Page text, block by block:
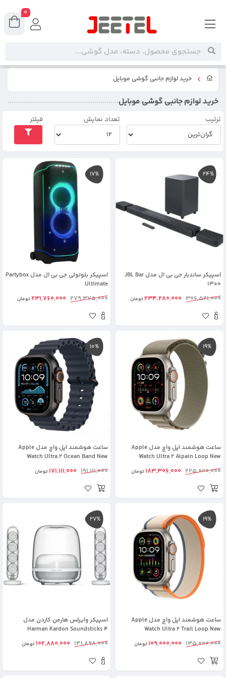
خرید لوازم جانبی گوشی موبایل
خرید لوازم جانبی گوشی موبایل
ترتیب تعداد نمایش فیلتر
24%
اسپیکر ساندبار جی بی ال مدل JBL Bar
1300
306,521,000
234,280,000تومان
17%
اسپیکر بلوتوثی جی بی ال مدل Partybox
Ultimate
279,375,000
231,760,000تومان
19%
ساعت هوشمند اپل واچ مدل Apple
Watch Ultra 2 Alpain Loop New
225,000,000
183,306,000تومان
10%
ساعت هوشمند اپل واچ مدل Apple
Watch Ultra 2 Ocean Band New
191,111,000
171,111,000تومان
19%
ساعت هوشمند اپل واچ مدل Apple
Watch Ultra 2 Trail Loop New
135,000,000
109,000,000تومان
27%
اسپیکر وایرلس هارمن کاردن مدل
Harman Kardon Soundsticks 4
141,898,000
102,880,000تومان
0